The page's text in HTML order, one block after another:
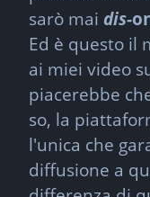
sarò mai dis-
Ed è questo il
ai miei video
piacerebbe
so, la
l'unica che
diffusione a